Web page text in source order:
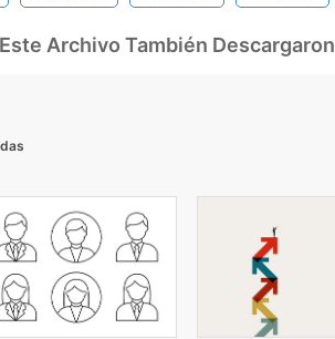
Archivo También Descargaron